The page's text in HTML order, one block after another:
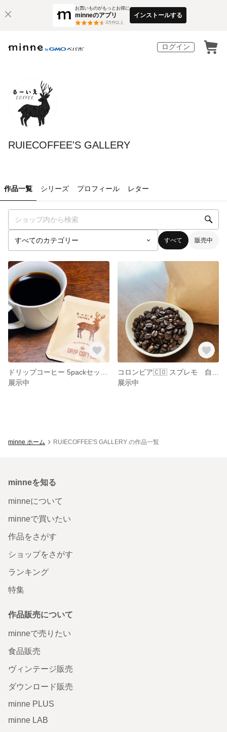
お買いものがもっとお得に
minneのアプリ
3万件以上
インストールする
ログイン
RUIECOFFEE'S GALLERY
作品一覧 シリーズ プロフィール レター
すべて 販売中
展示中
展示中
minne ホーム RUIECOFFEE'S GALLERY の作品一覧
minneを知る
minneについて
minneで買いたい
作品をさがす
ショップをさがす
ランキング
特集
作品販売について
minneで売りたい
食品販売
ヴィンテージ販売
ダウンロード販売
minne PLUS
minne LAB